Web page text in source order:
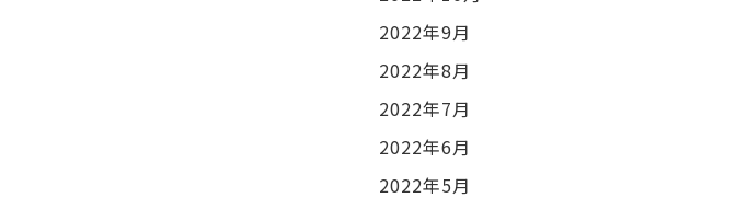
2022年9月
2022年8月
2022年7月
2022年6月
2022年5月